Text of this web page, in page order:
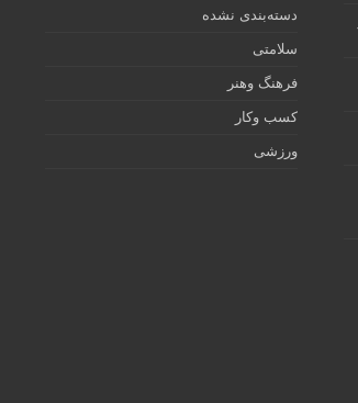
دسته‌بندی نشده
سلامتی
فرهنگ وهنر
کسب وکار
ورزشی